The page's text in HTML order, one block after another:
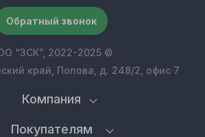
Компания
Покупателям
Обратный звонок
“ЗСК”, 2022-2025 ©
край, Попова, д. 248/2, офис 7